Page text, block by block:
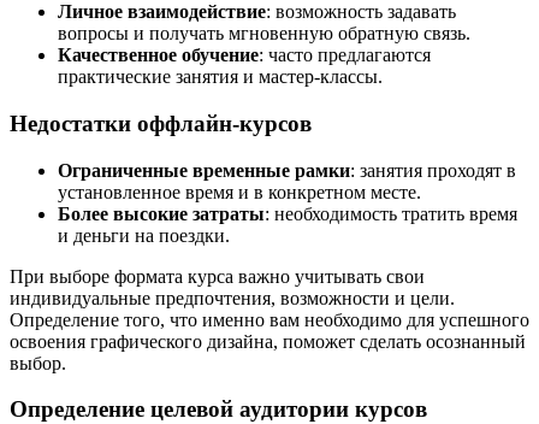
Личное взаимодействие: возможность задавать
вопросы и получать мгновенную обратную связь.
Качественное обучение: часто предлагаются
практические занятия и мастер-классы.
Недостатки оффлайн-курсов
Ограниченные временные рамки: занятия проходят в
установленное время и в конкретном месте.
Более высокие затраты: необходимость тратить время
и деньги на поездки.
При выборе формата курса важно учитывать свои
индивидуальные предпочтения, возможности и цели.
Определение того, что именно вам необходимо для успешного
освоения графического дизайна, поможет сделать осознанный
выбор.
Определение целевой аудитории курсов